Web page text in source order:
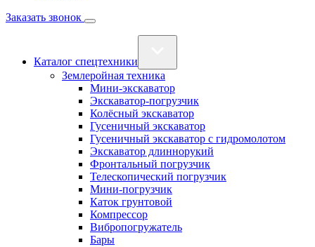
Заказать звонок
Каталог спецтехники
Землеройная техника
Мини-экскаватор
Экскаватор-погрузчик
Колёсный экскаватор
Гусеничный экскаватор
Гусеничный экскаватор с гидромолотом
Экскаватор длиннорукий
Фронтальный погрузчик
Телескопический погрузчик
Мини-погрузчик
Каток грунтовой
Компрессор
Вибропогружатель
Бары